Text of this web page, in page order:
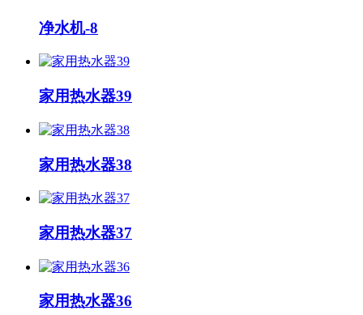
净水机-8
家用热水器39
家用热水器38
家用热水器37
家用热水器36